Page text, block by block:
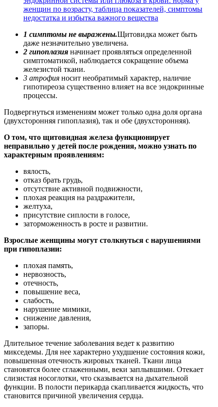
женщин по возрасту, таблица показателей, симптомы
недостатка и избытка важного вещества
1 симптомы не выражены.Щитовидка может быть
даже незначительно увеличена.
2 гипоплазия начинает проявляться определенной
симптоматикой, наблюдается сокращение объема
железистой ткани.
3 атрофия носит необратимый характер, наличие
гипотиреоза существенно влияет на все эндокринные
процессы.
Подвергнуться изменениям может только одна доля органа
(двухсторонняя гипоплазия), так и обе (двухсторонняя).
О том, что щитовидная железа функционирует
неправильно у детей после рождения, можно узнать по
характерным проявлениям:
вялость,
отказ брать грудь,
отсутствие активной подвижности,
плохая реакция на раздражители,
желтуха,
присутствие сиплости в голосе,
заторможенность в росте и развитии.
Взрослые женщины могут столкнуться с нарушениями
при гипоплазии:
плохая память,
нервозность,
отечность,
повышение веса,
слабость,
нарушение мимики,
снижение давления,
запоры.
Длительное течение заболевания ведет к развитию
микседемы. Для нее характерно ухудшение состояния кожи,
повышенная отечность жировых тканей. Ткани лица
становятся более сглаженными, веки заплывшими. Отекает
слизистая носоглотки, что сказывается на дыхательной
функции. В полости перикарда скапливается жидкость, что
становится причиной увеличения сердца.